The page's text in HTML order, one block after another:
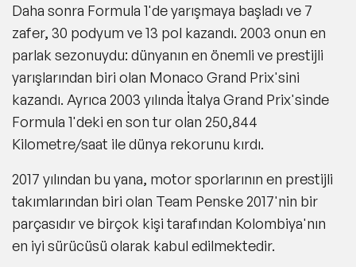
Daha sonra Formula 1'de yarışmaya başladı ve 7
zafer, 30 podyum ve 13 pol kazandı. 2003 onun en
parlak sezonuydu: dünyanın en önemli ve prestijli
yarışlarından biri olan Monaco Grand Prix'sini
kazandı. Ayrıca 2003 yılında İtalya Grand Prix'sinde
Formula 1'deki en son tur olan 250,844
Kilometre/saat ile dünya rekorunu kırdı.
2017 yılından bu yana, motor sporlarının en prestijli
takımlarından biri olan Team Penske 2017'nin bir
parçasıdır ve birçok kişi tarafından Kolombiya'nın
en iyi sürücüsü olarak kabul edilmektedir.